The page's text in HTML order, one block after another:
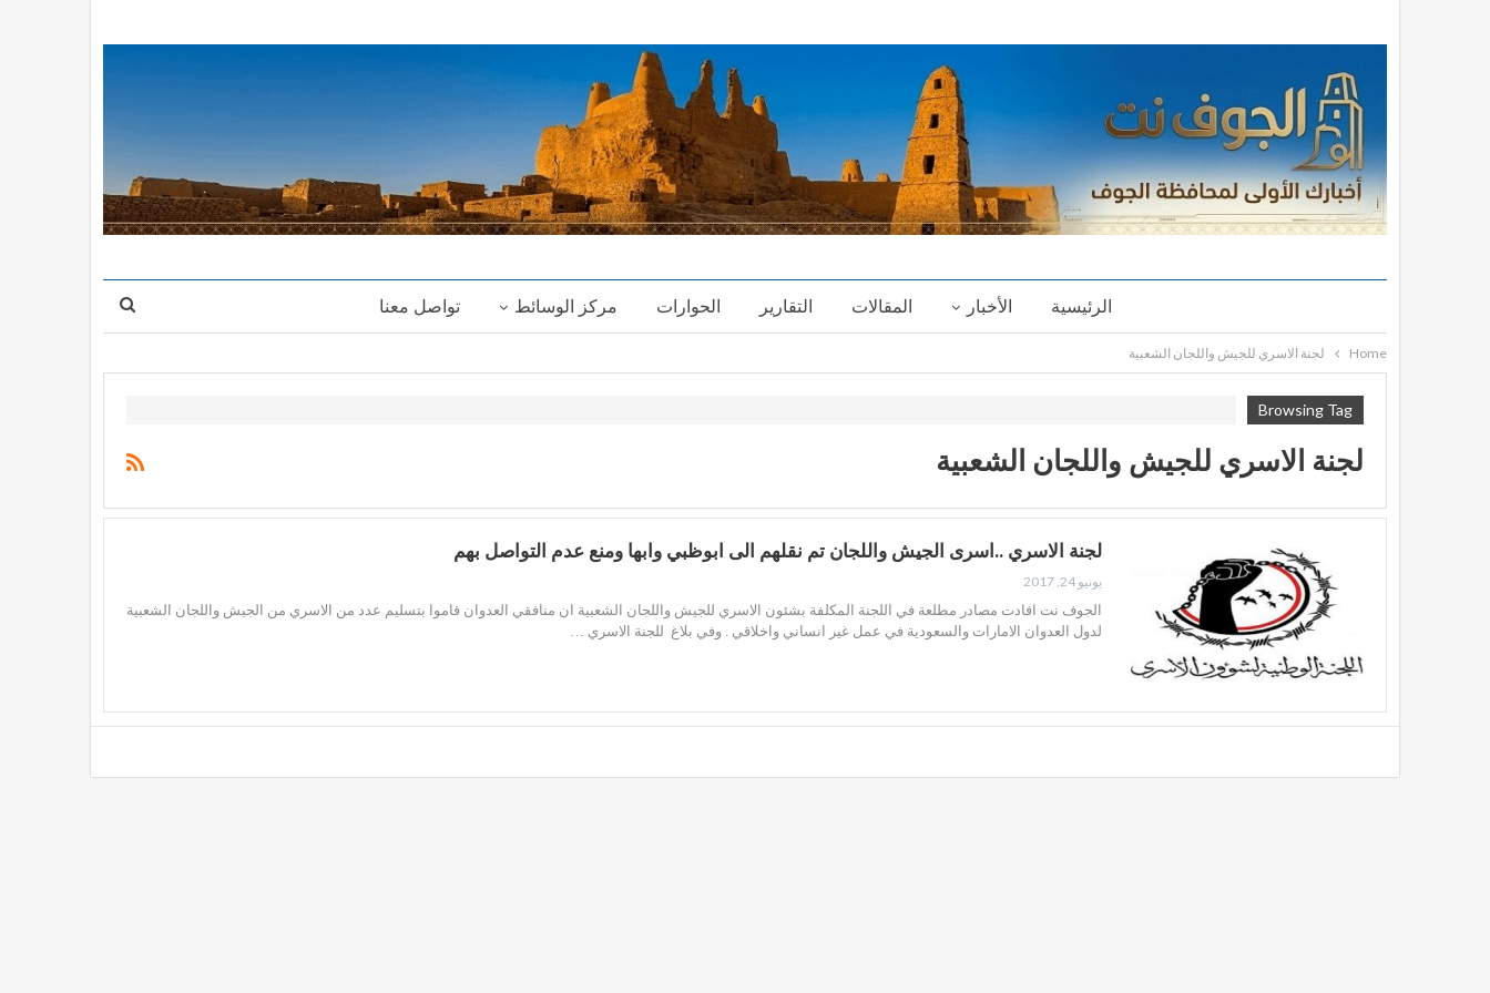
الرئيسية الأخبار المقالات التقارير الحوارات مركز الوسائط تواصل معنا
Home لجنة الاسري للجيش واللجان الشعبية
Browsing Tag
لجنة الاسري للجيش واللجان الشعبية
لجنة الاسري ..اسرى الجيش واللجان تم نقلهم الى ابوظبي وابها ومنع عدم التواصل بهم
يونيو 24, 2017
الجوف نت افادت مصادر مطلعة في اللجنة المكلفة بشئون الاسري للجيش واللجان الشعبية ان منافقي العدوان قاموا بتسليم عدد من الاسري من الجيش واللجان الشعبية
لدول العدوان الامارات والسعودية في عمل غير انساني واخلاقي . وفي بلاغ للجنة الاسري …